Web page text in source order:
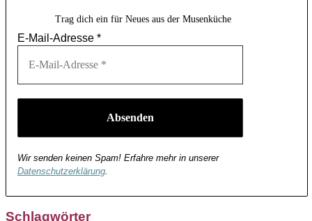
Trag dich ein für Neues aus der Musenküche
E-Mail-Adresse *
Wir senden keinen Spam! Erfahre mehr in unserer
Datenschutzerklärung
Schlagwörter